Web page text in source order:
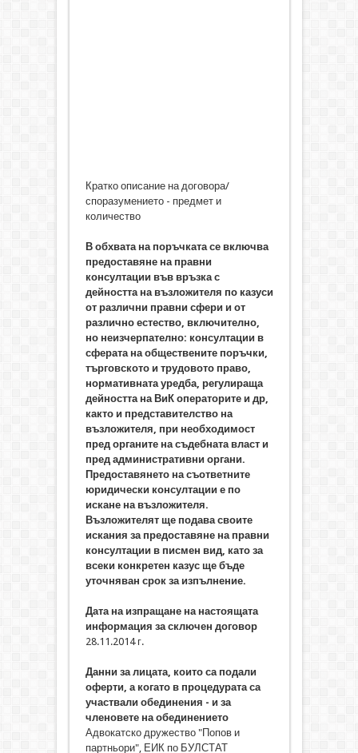
Кратко описание на договора/
споразумението - предмет и
количество
В обхвата на поръчката се включва
предоставяне на правни
консултации във връзка с
дейността на възложителя по казуси
от различни правни сфери и от
различно естество, включително,
но неизчерпателно: консултации в
сферата на обществените поръчки,
търговското и трудовото право,
нормативната уредба, регулираща
дейността на ВиК операторите и др,
както и представителство на
възложителя, при необходимост
пред органите на съдебната власт и
пред административни органи.
Предоставянето на съответните
юридически консултации е по
искане на възложителя.
Възложителят ще подава своите
искания за предоставяне на правни
консултации в писмен вид, като за
всеки конкретен казус ще бъде
уточняван срок за изпълнение.
Дата на изпращане на настоящата
информация за сключен договор
28.11.2014 г.
Данни за лицата, които са подали
оферти, а когато в процедурата са
участвали обединения - и за
членовете на обединението
Адвокатско дружество "Попов и
партньори", ЕИК по БУЛСТАТ